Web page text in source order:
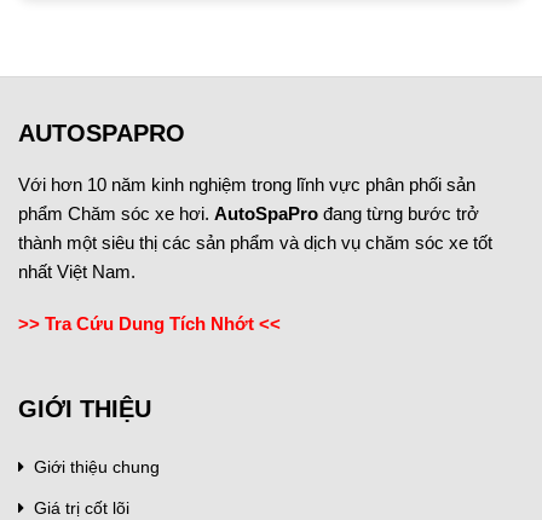
AUTOSPAPRO
Với hơn 10 năm kinh nghiệm trong lĩnh vực phân phối sản
phẩm Chăm sóc xe hơi. AutoSpaPro đang từng bước trở
thành một siêu thị các sản phẩm và dịch vụ chăm sóc xe tốt
nhất Việt Nam.
>> Tra Cứu Dung Tích Nhớt <<
GIỚI THIỆU
Giới thiệu chung
Giá trị cốt lõi